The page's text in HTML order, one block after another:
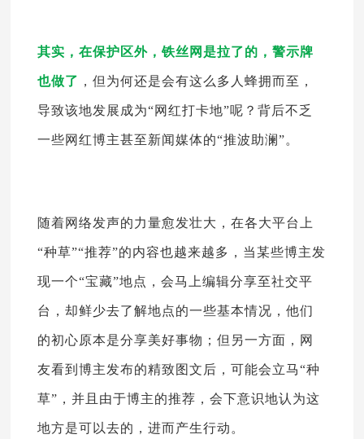
其实，在保护区外，铁丝网是拉了的，警示牌
也做了 ，但为何还是会有这么多人蜂拥而至，
导致该地发展成为“网红打卡地”呢？背后不乏
一些网红博主甚至新闻媒体的“推波助澜”。
随着网络发声的力量愈发壮大，在各大平台上
“种草”“推荐”的内容也越来越多，当某些博主发
现一个“宝藏”地点，会马上编辑分享至社交平
台，却鲜少去了解地点的一些基本情况，他们
的初心原本是分享美好事物；但另一方面，网
友看到博主发布的精致图文后，可能会立马“种
草”，并且由于博主的推荐，会下意识地认为这
地方是可以去的，进而产生行动。